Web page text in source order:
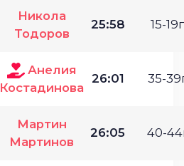
Никола
Тодоров
25:58 15-
Анелия
Костадинова
26:01 35-
Мартин
Мартинов
26:05 40-